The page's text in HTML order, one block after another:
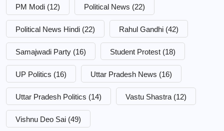
PM Modi (12) Political News (22)
Political News Hindi (22) Rahul Gandhi (42)
Samajwadi Party (16) Student Protest (18)
UP Politics (16) Uttar Pradesh News (16)
Uttar Pradesh Politics (14) Vastu Shastra (12)
Vishnu Deo Sai (49)